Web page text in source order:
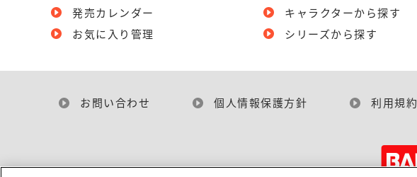
発売カレンダー
お気に入り管理
キャラクターから探す
シリーズから探す
お問い合わせ 個人情報保護方針 利用規約